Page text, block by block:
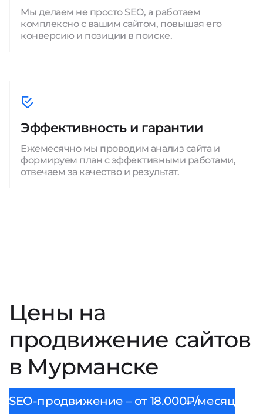
Мы делаем не просто SEO, а работаем
комплексно с вашим сайтом, повышая его
конверсию и позиции в поиске.
Эффективность и гарантии
Ежемесячно мы проводим анализ сайта и
формируем план с эффективными работами,
отвечаем за качество и результат.
Цены на
продвижение сайтов
в Мурманске
SEO-продвижение – от 18.000₽/месяц